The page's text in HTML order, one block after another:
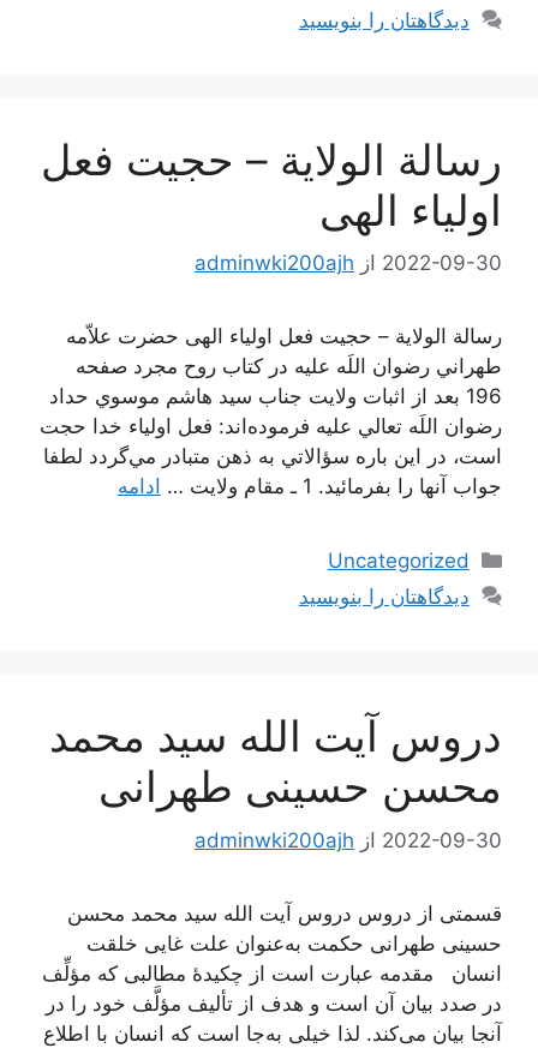
دیدگاهتان را بنویسید
رسالة الولایة – حجیت فعل
اولیاء الهی
2022-09-30 از adminwki200ajh
رسالة الولایة – حجیت فعل اولیاء الهی حضرت علاّمه
طهراني رضوان اللَه عليه در كتاب روح مجرد صفحه
196 بعد از اثبات ولايت جناب سيد هاشم موسوي حداد
رضوان اللَه تعالي عليه فرموده‌اند: فعل اولياء خدا حجت
است، در اين باره سؤالاتي به ذهن متبادر مي‌گردد لطفا
جواب آنها را بفرمائيد. 1 ـ مقام ولايت …
ادامه
دسته‌ها
Uncategorized
دیدگاهتان را بنویسید
دروس آیت الله سید محمد
محسن حسینی طهرانی
2022-09-30 از adminwki200ajh
قسمتی از دروس دروس آیت الله سید محمد محسن
حسینی طهرانی حکمت به‌عنوان علت غایی خلقت
انسان مقدمه عبارت است از چکیدۀ مطالبی که مؤلِّف
در صدد بیان آن است و هدف از تألیف مؤلَّف خود را در
آنجا بیان می‌کند. لذا خیلی به‌جا است که انسان با اطلاع